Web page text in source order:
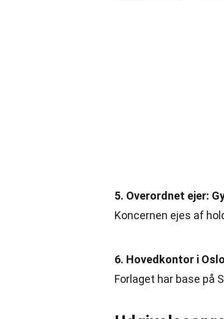
5. Overordnet ejer:
Koncernen ejes af
6. Hovedkontor i Oslo
Forlaget har base på